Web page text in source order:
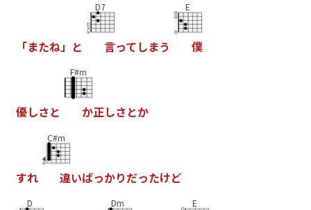
「またね」 と
D7
言ってしまう
E
僕
優しさと
F#m
か正しさとか
すれ
C#m
違いばっかりだったけど
D Dm E